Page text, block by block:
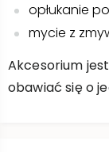
opłukanie
mycie z
Akcesorium
obawiać się o